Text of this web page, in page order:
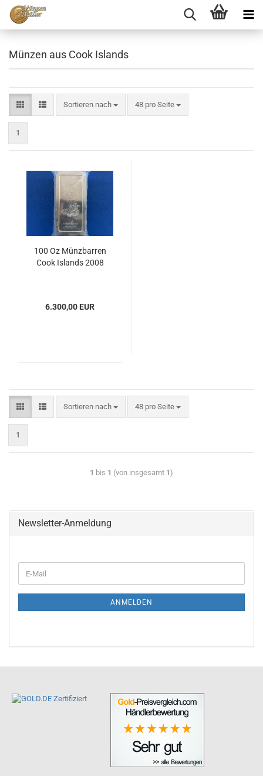
Münzen aus Cook Islands
Sortieren nach 48 pro Seite
1
100 Oz Münzbarren
Cook Islands 2008
6.300,00 EUR
Sortieren nach 48 pro Seite
1
1 bis 1 (von insgesamt 1)
Newsletter-Anmeldung
ANMELDEN